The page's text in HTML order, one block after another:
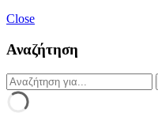
Close
Αναζήτηση